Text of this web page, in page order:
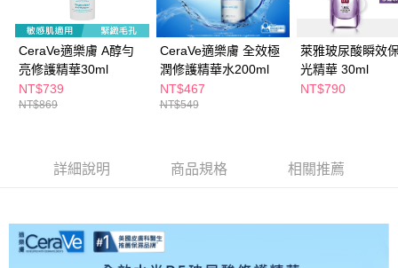
【注意事項】
１．透過由恩沛科技股份有限公司提供之「AFTEE先享後付」服務完成之交
易，需依本服務之必要範圍內提供個人資料，並將交易相關給付款項請求債
權轉讓予恩沛科技股份有限公司。
２．關於個人資料處理事宜，請瀏覽以下網址：
https://aftee.tw/terms/#terms3
４．使用「AFTEE先享後付」時，將依據個別帳號之用戶狀況，依本公司即
恩沛科技股份有限公司將有權停止該用戶之使用額度並採取法律行動。
7-11取貨付款
每筆NT$65，滿NT$490(含以上)免運費
付款後7-11取貨
每筆NT$65，滿NT$490(含以上)免運費
CeraVe適樂膚 A醇勻
亮修護精華30ml
NT$739
NT$869
CeraVe適樂膚 全效極
潤修護精華水200ml
NT$467
NT$549
萊雅玻尿酸瞬效
光精華 30ml
NT$790
詳細說明 商品規格 相關推薦